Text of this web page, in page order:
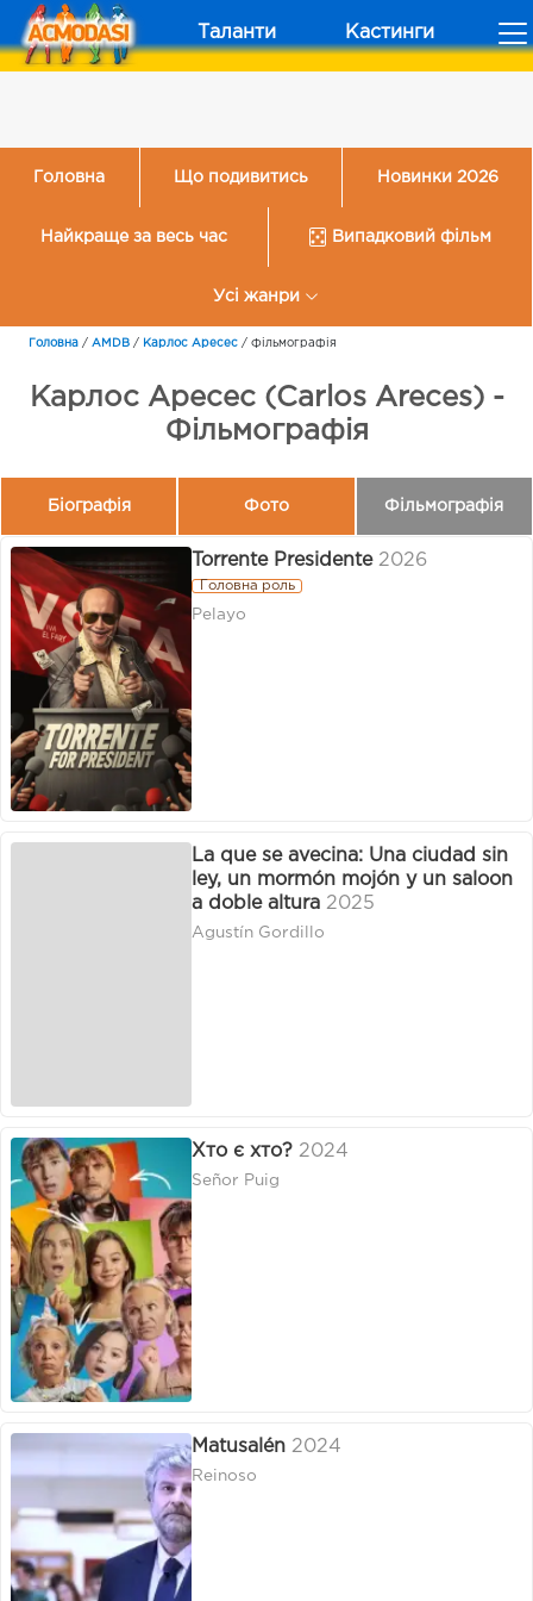
Таланти Кастинги
Головна Що подивитись Новинки 2026
Найкраще за весь час Випадковий фільм
Усі жанри
Головна / AMDB / Карлос Аресес / Фільмографія
Карлос Аресес (Carlos Areces) -
Фільмографія
Біографія Фото Фільмографія
Torrente Presidente 2026
Головна роль
Pelayo
La que se avecina: Una ciudad sin
ley, un mormón mojón y un saloon
a doble altura 2025
Agustín Gordillo
Хто є хто? 2024
Señor Puig
Matusalén 2024
Reinoso